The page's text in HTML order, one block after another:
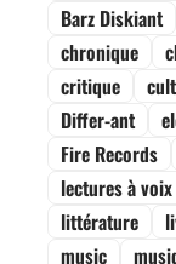
Barz Diskiant
chronique
critique
Differ-ant
Fire Records
lectures à
littérature
music